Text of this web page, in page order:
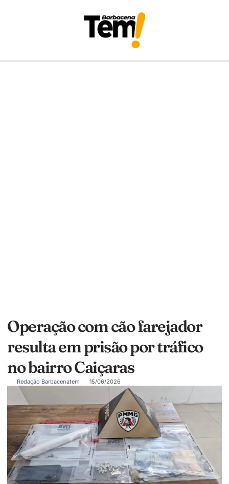
Operação com cão farejador
resulta em prisão por tráfico
no bairro Caiçaras
Redação Barbacenatem 15/06/2026